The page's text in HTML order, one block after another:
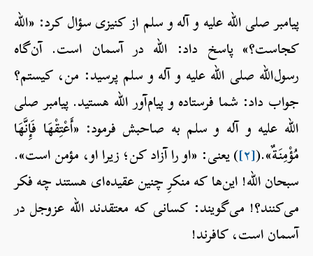
پیامبر صلی الله علیه و آله و سلم از کنیزی سؤال کرد: «الله
کجاست؟» پاسخ داد: الله در آسمان است. آن‌گاه
رسول‌الله صلی الله علیه و آله و سلم پرسید: من، کیستم؟
جواب داد: شما فرستاده و پیام‌آور الله هستید. پیامبر صلی
الله علیه و آله و سلم به صاحبش فرمود: «أَعْتِقْهَا فَإِنَّهَا
مُؤْمِنَةٌ».([۲] ) یعنی: «او را آزاد کن؛ زیرا او، مؤمن است».
سبحان الله! این‌ها که منکرِ چنین عقیده‌ای هستند چه فکر
می‌کنند؟! می‌گویند: کسانی که معتقدند الله عزوجل در
آسمان است، کافرند!